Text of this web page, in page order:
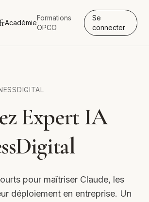
Académie
Formations
OPCO
Se
connecter
Expert IA
pour maîtriser Claude, les
déploiement en entreprise. Un